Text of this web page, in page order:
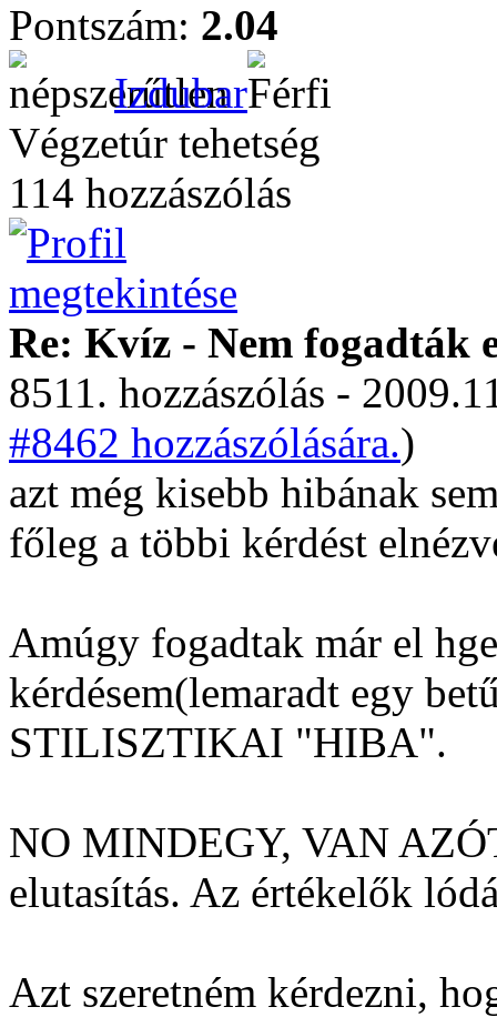
Pontszám: 2.04
Izdubar
Végzetúr tehetség
114 hozzászólás
Re: Kvíz - Nem fogadták
8511. hozzászólás -
#8462 hozzászólására.)
azt még kisebb hibának
főleg a többi kérdést
Amúgy fogadtak már el
kérdésem(lemaradt egy
STILISZTIKAI "HIBA".
NO MINDEGY, VAN
elutasítás. Az értékelők
Azt szeretném kérdezni,